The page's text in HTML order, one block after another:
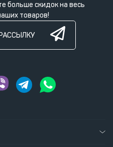
больше скидок на весь
товаров!